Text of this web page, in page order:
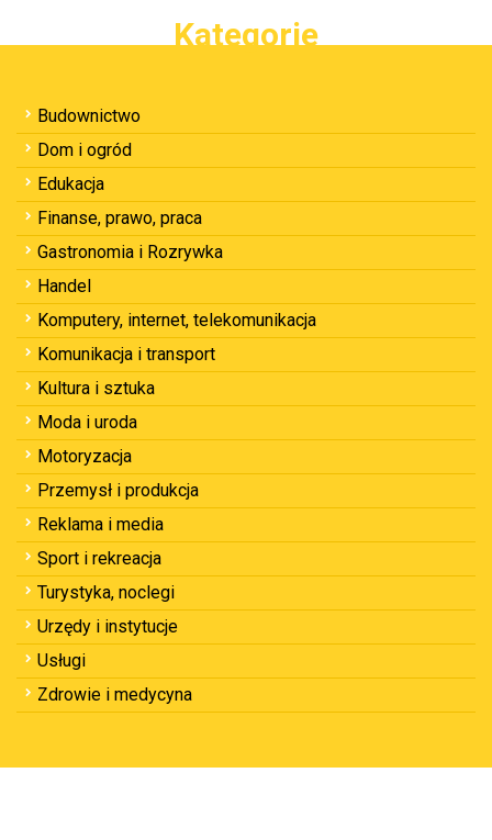
Kategorie
Budownictwo
Dom i ogród
Edukacja
Finanse, prawo, praca
Gastronomia i Rozrywka
Handel
Komputery, internet, telekomunikacja
Komunikacja i transport
Kultura i sztuka
Moda i uroda
Motoryzacja
Przemysł i produkcja
Reklama i media
Sport i rekreacja
Turystyka, noclegi
Urzędy i instytucje
Usługi
Zdrowie i medycyna